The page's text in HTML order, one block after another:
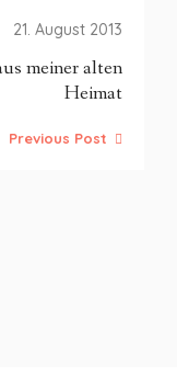
21. August 2013
meiner alten
Heimat
Previous Post